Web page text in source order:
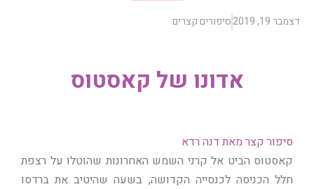
דצמבר 19, 2019 סיפורים קצרים
אדונו של קאסטוס
סיפור קצר מאת דנה רדא
קאסטוס הביט אל קרני השמש האחרונות שהוטלו על רצפת
חלל הכניסה לכנסייה הקדושה, בשעה שהיטיב את ברדסו